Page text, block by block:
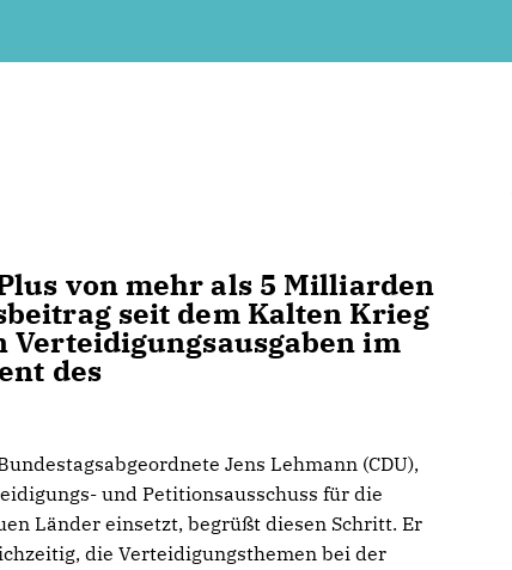
von mehr als 5 Milliarden
seit dem Kalten Krieg
im
des
Jens Lehmann (CDU),
und Petitionsausschuss für die
Länder einsetzt, begrüßt diesen Schritt. Er
die Verteidigungsthemen bei der